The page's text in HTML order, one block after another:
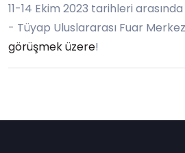
11-14 Ekim 2023 tarihleri
- Tüyap Uluslararası Fuar
görüşmek üzere!